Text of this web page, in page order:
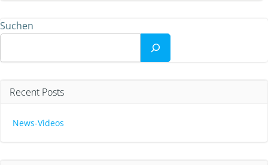
Suchen
Recent Posts
News-Videos